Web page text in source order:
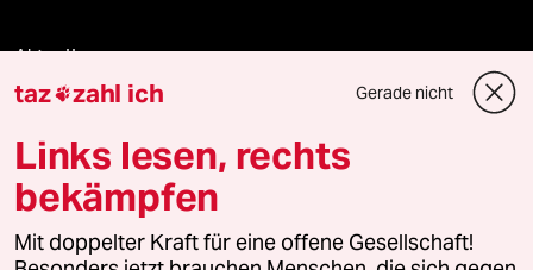
Aktuelles
Die Seitenwende
Stellen
taz zahl ich Gerade nicht
Links lesen, rechts
bekämpfen
Mit doppelter Kraft für eine offene Gesellschaft!